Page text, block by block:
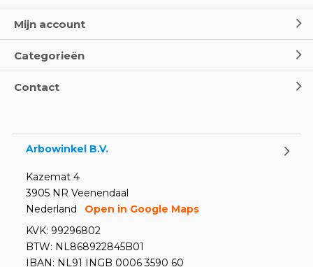
Oogspoel flessen en
Mijn account
Categorieën
Contact
Arbowinkel B.V.
Kazemat 4
3905 NR Veenendaal
Nederland
Open in Google Maps
KVK: 99296802
BTW: NL868922845B01
IBAN: NL91 INGB 0006 3590 60